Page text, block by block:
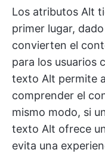
Los atributos Alt
primer lugar,
convierten el
para los usuarios
texto Alt permite
comprender el
mismo modo, si
texto Alt ofrece
evita una